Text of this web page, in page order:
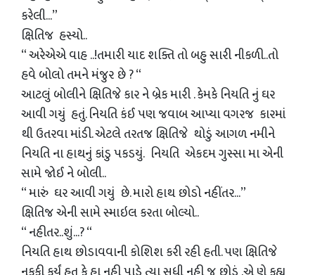
કરેલી...”
ક્ષિતિજ હસ્યો..
“ અરેએએ વાહ ..!તમારી યાદ શક્તિ તો બહુ સારી નીકળી..તો
હવે બોલો તમને મંજુર છે ? “
આટલું બોલીને ક્ષિતિજે કાર ને બ્રેક મારી . કેમકે નિયતિ નું ઘર
આવી ગયું હતું. નિયતિ કંઈ પણ જવાબ આપ્યા વગરજ કારમાં
થી ઉતરવા માંડી. એટલે તરતજ ક્ષિતિજે થોડું આગળ નમીને
નિયતિ ના હાથનું કાંડુ પકડયું. નિયતિ એકદમ ગુસ્સા મા એની
સામે જોઈ ને બોલી..
“ મારું ઘર આવી ગયું છે. મારો હાથ છોડો નહીંતર...”
ક્ષિતિજ એની સામે સ્માઇલ કરતા બોલ્યો..
“ નહીતર..શું...? “
નિયતિ હાથ છોડાવવાની કોશિશ કરી રહી હતી. પણ ક્ષિતિજે